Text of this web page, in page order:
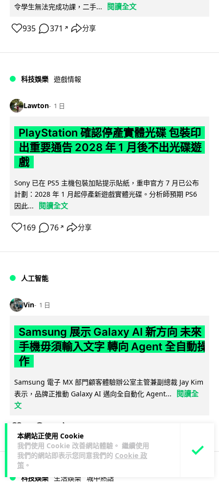
本網站正使用 Cookie
我們使用 Cookie 改善網站體驗。 繼續使用
我們的網站即表示您同意我們的 Cookie 政
策 。
令學生無法完成功課，二手...
閱讀全文
935 371 ↗ 分享
科技娛樂 遊戲情報
Lawton 1 日
PlayStation 確認停產實體光碟 包裝印
出重要通告 2028 年 1 月後不出光碟遊
戲
Sony 已在 PS5 主機包裝加貼提示貼紙，重申官方 7 月已公布
計劃：2028 年 1 月起停產新遊戲實體光碟。分析師預期 PS6
因此...
閱讀全文
169 76 ↗ 分享
人工智能
Vin 1 日
Samsung 展示 Galaxy AI 新方向 未來
手機毋須輸入文字 轉向 Agent 全自動操
作
Samsung 電子 MX 部門顧客體驗辦公室主管兼副總裁 Jay Kim
表示，品牌正推動 Galaxy AI 邁向全自動化 Agent...
閱讀全
文
科技娛樂 生活娛樂 城中熱話